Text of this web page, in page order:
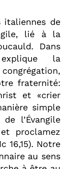
italiennes de
lié à la
Dans
la
fraternité:
et «crier
simple
l’Évangile
proclamez
16,15). Notre
au sens